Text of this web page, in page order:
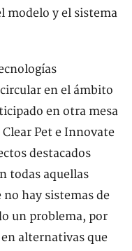
modelo y el sistema
en el ámbito
en otra mesa
Pet e Innovate
destacados
todas aquellas
hay sistemas de
un problema, por
alternativas que